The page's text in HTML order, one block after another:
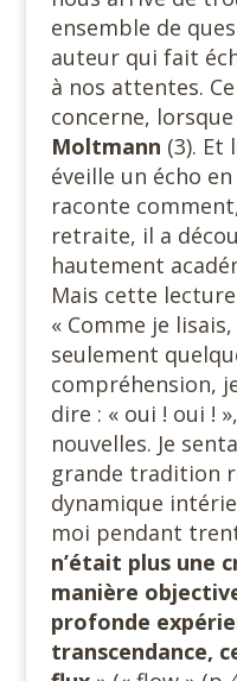
ensemble de
auteur qui fait
à nos attentes.
concerne,
Moltmann (3). Et
éveille un écho
raconte comment,
retraite, il a
hautement
Mais cette
« Comme je
seulement
compréhension,
dire : « oui ! oui !
nouvelles. Je
grande tradition
dynamique
moi pendant
n’était plus une
manière
profonde
transcendance,